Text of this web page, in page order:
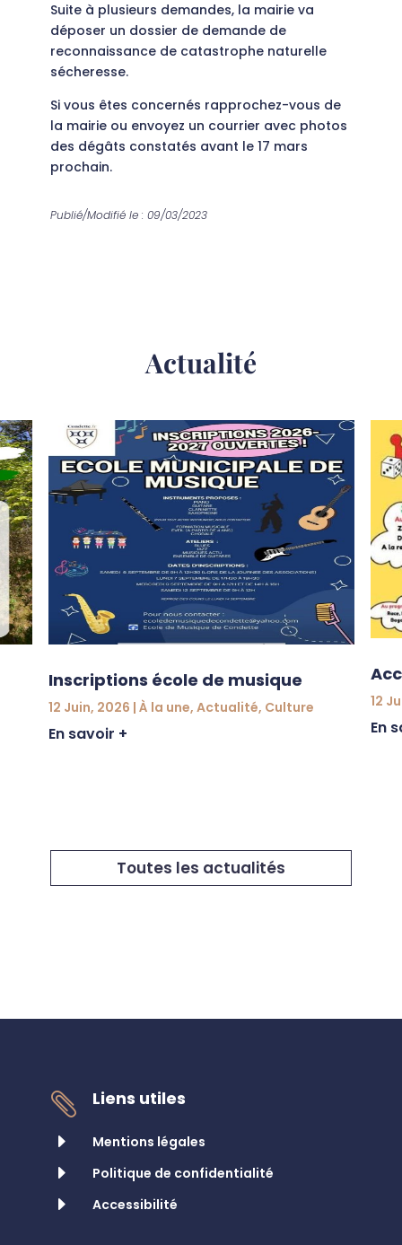
Suite à plusieurs demandes, la mairie va
déposer un dossier de demande de
reconnaissance de catastrophe naturelle
sécheresse.
Si vous êtes concernés rapprochez-vous de
la mairie ou envoyez un courrier avec photos
des dégâts constatés avant le 17 mars
prochain.
Publié/Modifié le : 09/03/2023
Actualité
Inscriptions école de musique
12 Juin, 2026 | À la une, Actualité, Culture
En savoir +
12
En
Toutes les actualités

Liens utiles
E
Mentions légales
E Politique de confidentialité
E Accessibilité